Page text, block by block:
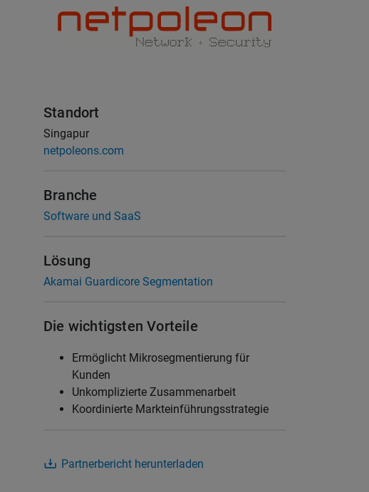
Standort
Singapur
netpoleons.com
Branche
Software und SaaS
Lösung
Akamai Guardicore Segmentation
Die wichtigsten Vorteile
Ermöglicht Mikrosegmentierung für
Kunden
Unkomplizierte Zusammenarbeit
Koordinierte Markteinführungsstrategie
Partnerbericht herunterladen